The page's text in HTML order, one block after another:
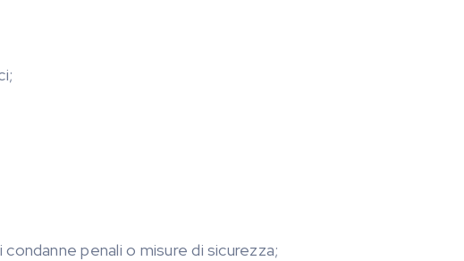
penali o misure di sicurezza;